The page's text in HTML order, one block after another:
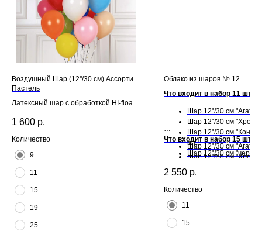
Воздушный Шар (12''/30 см) Ассорти
Пастель
Латексный шар с обработкой HI-float
1 600 р.
Количество
9
11
15
19
25
Облако из шаров № 12
Что входит в набор 11 шт:
Шар 12"/30 см "Агат" -
Шар 12"/30 см "Хром"
Шар 12"/30 см
шт.
Шар 12"/30 см
Что входит в набор 15 шт:
Шар 12"/30 см "Агат" -
Шар 12"/30 см "Хром"
шт.
Шар 12"/30 см
2 550 р.
Количество
11
15